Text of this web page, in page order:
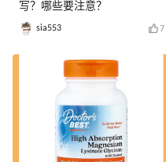
写？哪些要注意？
sia553 7